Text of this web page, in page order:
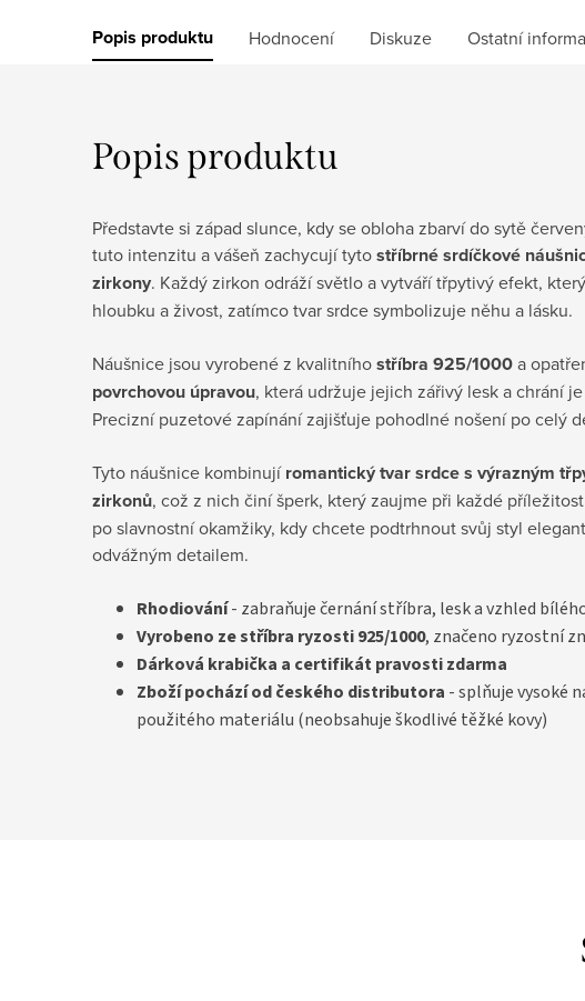
Popis produktu Hodnocení Diskuze Ostatní
Popis produktu
Představte si západ slunce, kdy se obloha zbarví do sytě
tuto intenzitu a vášeň zachycují tytostříbrné srdíčkové
zirkony. Každý zirkon odráží světlo a vytváří třpytivý efekt,
hloubku a živost, zatímco tvar srdce symbolizuje něhu a lásku.
Náušnice jsou vyrobené z kvalitníhostříbra 925/1000a
povrchovou úpravou, která udržuje jejich zářivý lesk a chrání
Precizní puzetové zapínání zajišťuje pohodlné nošení po celý
Tyto náušnice kombinujíromantický tvar srdce s výrazným
zirkonů, což z nich činí šperk, který zaujme při každé
po slavnostní okamžiky, kdy chcete podtrhnout svůj styl
odvážným detailem.
Rhodiování- zabraňuje černání stříbra, lesk a vzhled
Vyrobeno ze stříbra ryzosti 925/1000, značeno ryzostní
Dárková krabička a certifikát pravostizdarma
Zboží pochází od českého distributora - splňuje vysoké
použitého materiálu (neobsahuje škodlivé těžké kovy)